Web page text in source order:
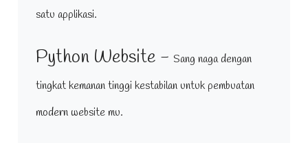
satu applikasi.
Python Website - Sang naga dengan
tingkat kemanan tinggi kestabilan untuk pembuatan
modern website mu.